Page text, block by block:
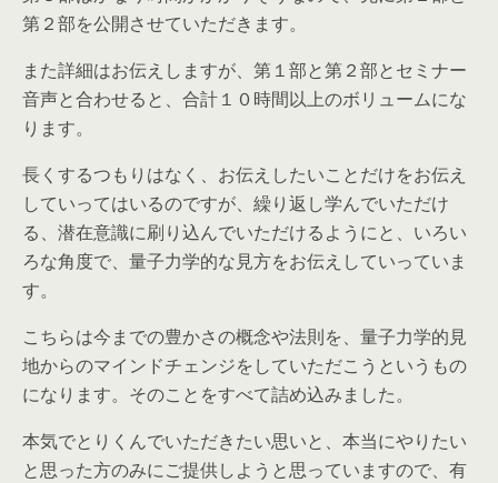
第２部を公開させていただきます。
また詳細はお伝えしますが、第１部と第２部とセミナー
音声と合わせると、合計１０時間以上のボリュームにな
ります。
長くするつもりはなく、お伝えしたいことだけをお伝え
していってはいるのですが、繰り返し学んでいただけ
る、潜在意識に刷り込んでいただけるようにと、いろい
ろな角度で、量子力学的な見方をお伝えしていっていま
す。
こちらは今までの豊かさの概念や法則を、量子力学的見
地からのマインドチェンジをしていただこうというもの
になります。そのことをすべて詰め込みました。
本気でとりくんでいただきたい思いと、本当にやりたい
と思った方のみにご提供しようと思っていますので、有